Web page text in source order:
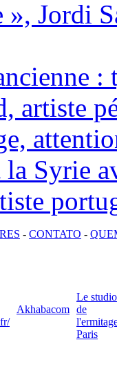
», Jordi
:
artiste
Syrie
- CONTATO -
Akhabacom
Le studio
de
Paris